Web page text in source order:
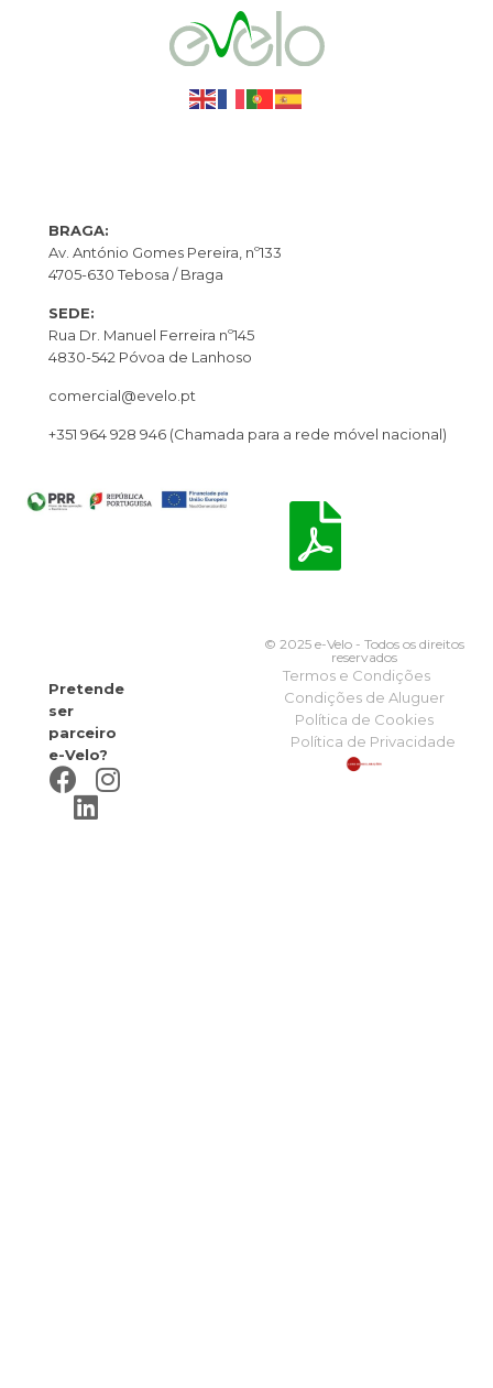
BRAGA:
Av. António Gomes Pereira, nº133
4705-630 Tebosa / Braga
SEDE:
Rua Dr. Manuel Ferreira nº145
4830-542 Póvoa de Lanhoso
comercial@evelo.pt
+351 964 928 946 (Chamada para a rede móvel nacional)
Pretende
ser
parceiro
e-Velo?
© 2025 e-Velo - Todos os direitos
reservados
Termos e Condições
Condições de Aluguer
Política de Cookies
Política de Privacidade